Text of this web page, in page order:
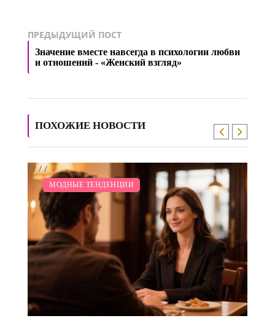
ПРЕДЫДУЩИЙ ПОСТ
Значение вместе навсегда в психологии любви
и отношений - «Женский взгляд»
ПОХОЖИЕ НОВОСТИ
ЗАКУПКИ ПО МОДЕ
/
ДИЕТА
/
СВАДЬБА
/
ПОКАЗЫ
/
МОДНЫЕ ТЕНДЕНЦИИ